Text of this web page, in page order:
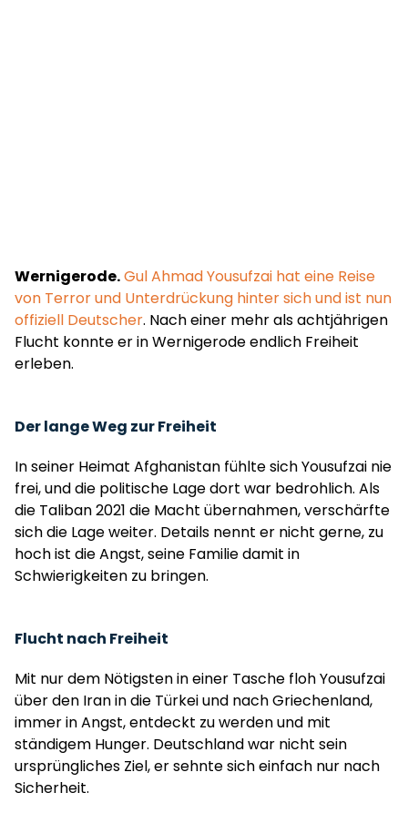
Wernigerode.Gul Ahmad Yousufzai hat eine Reise
von Terror und Unterdrückung hinter sich und ist nun
offiziell Deutscher. Nach einer mehr als achtjährigen
Flucht konnte er in Wernigerode endlich Freiheit
erleben.
Der lange Weg zur Freiheit
In seiner Heimat Afghanistan fühlte sich Yousufzai nie
frei, und die politische Lage dort war bedrohlich. Als
die Taliban 2021 die Macht übernahmen, verschärfte
sich die Lage weiter. Details nennt er nicht gerne, zu
hoch ist die Angst, seine Familie damit in
Schwierigkeiten zu bringen.
Flucht nach Freiheit
Mit nur dem Nötigsten in einer Tasche floh Yousufzai
über den Iran in die Türkei und nach Griechenland,
immer in Angst, entdeckt zu werden und mit
ständigem Hunger. Deutschland war nicht sein
ursprüngliches Ziel, er sehnte sich einfach nur nach
Sicherheit.